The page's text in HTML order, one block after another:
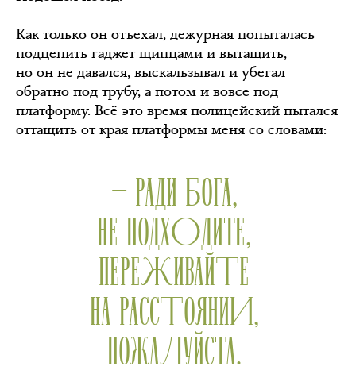
Как только он отъехал, дежурная попыталась
подцепить гаджет щипцами и вытащить,
но он не давался, выскальзывал и убегал
обратно под трубу, а потом и вовсе под
платформу. Всё это время полицейский пытался
оттащить от края платформы меня со словами:
— РАДИ БОГА,
НЕ ПОДХОДИТЕ,
ПЕРЕЖИВАЙТЕ
НА РАССТОЯНИИ,
ПОЖАЛУЙСТА.